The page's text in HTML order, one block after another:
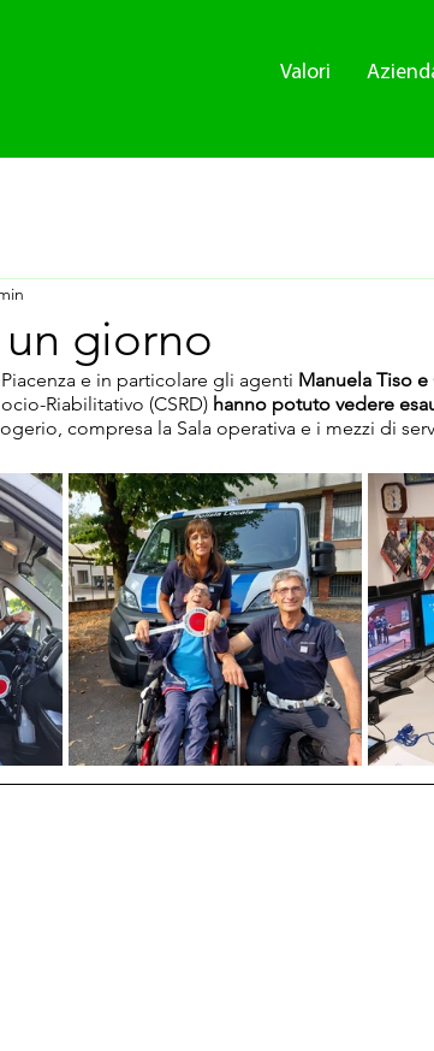
Valori
giorno
e in particolare gli agenti Manuela Tiso
Riabilitativo (CSRD) hanno potuto vedere
compresa la Sala operativa e i mezzi di